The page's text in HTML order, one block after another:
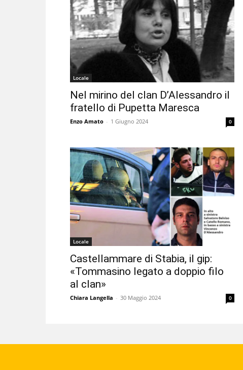
Locale
Nel mirino del clan D’Alessandro il
fratello di Pupetta Maresca
Enzo Amato - 1 Giugno 2024 0
Locale
Castellammare di Stabia, il gip:
«Tommasino legato a doppio filo
al clan»
Chiara Langella - 30 Maggio 2024 0